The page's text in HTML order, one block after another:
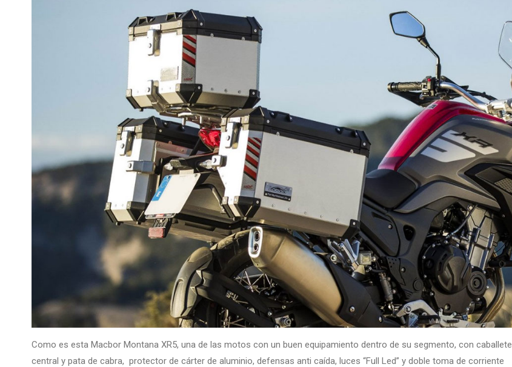
Como es esta Macbor Montana XR5, una de las motos con un buen equipamiento dentro de su segmento, con caballete
central y pata de cabra, protector de cárter de aluminio, defensas anti caída, luces “Full Led” y doble toma de corriente